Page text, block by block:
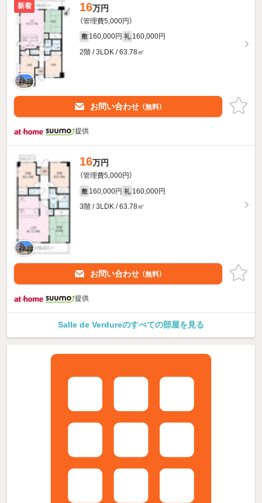
新着 16万円
（管理費5,000円）
敷 160,000円 礼 160,000円
2階 / 3LDK / 63.78㎡
お問い合わせ （無料）
提供
16万円
（管理費5,000円）
敷 160,000円 礼 160,000円
3階 / 3LDK / 63.78㎡
お問い合わせ （無料）
提供
Salle de Verdureのすべての部屋を見る